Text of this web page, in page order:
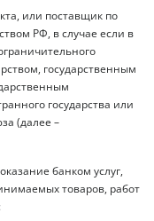
или поставщик по
РФ, в случае если в
государственным
государства или
(далее –
банком услуг,
товаров, работ